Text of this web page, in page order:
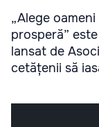
„Alege
prosperă”
lansat de
cetățenii să